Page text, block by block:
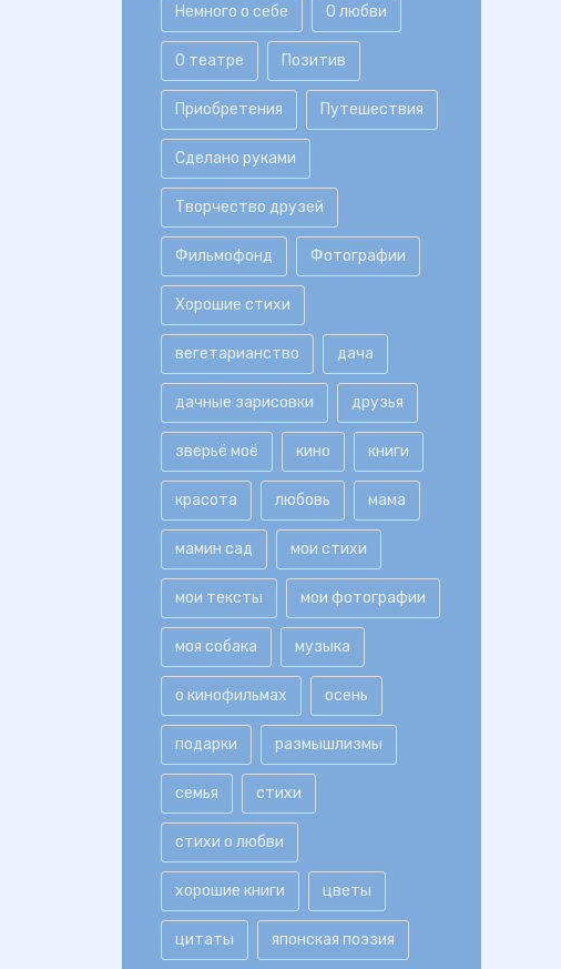
Немного о себе О любви
О театре Позитив
Приобретения Путешествия
Сделано руками
Творчество друзей
Фильмофонд Фотографии
Хорошие стихи
вегетарианство дача
дачные зарисовки друзья
зверьё моё кино книги
красота любовь мама
мамин сад мои стихи
мои тексты мои фотографии
моя собака музыка
о кинофильмах осень
подарки размышлизмы
семья стихи
стихи о любви
хорошие книги цветы
цитаты японская поэзия